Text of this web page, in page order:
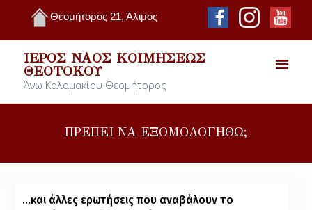
Θεομήτορος 21, Άλιμος
ΙΕΡΌΣ ΝΑΌΣ ΚΟΙΜΉΣΕΩΣ
ΘΕΟΤΌΚΟΥ
Άνω Καλαμακίου Θεομήτορος
ΠΡΕΠΕΙ ΝΑ ΕΞΟΜΟΛΟΓΗΘΩ;
…και άλλες ερωτήσεις που αναβάλουν το